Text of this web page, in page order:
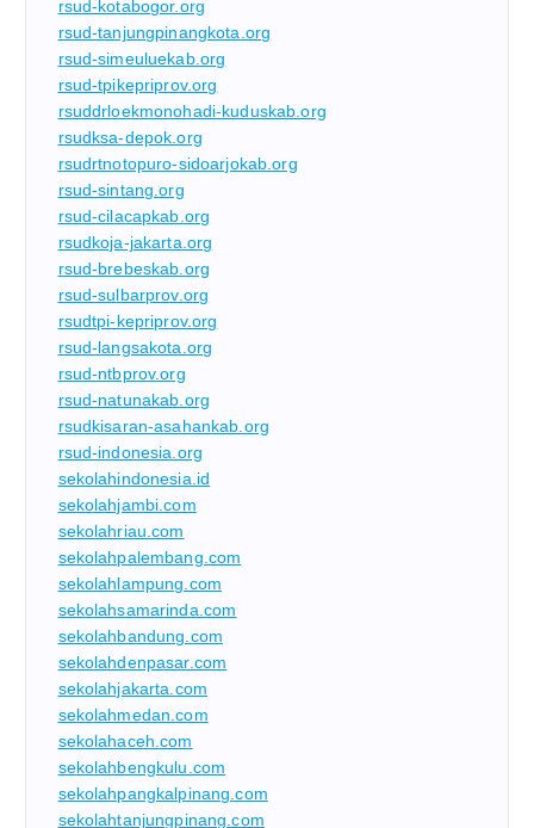
rsud-kotabogor.org
rsud-tanjungpinangkota.org
rsud-simeuluekab.org
rsud-tpikepriprov.org
rsuddrloekmonohadi-kuduskab.org
rsudksa-depok.org
rsudrtnotopuro-sidoarjokab.org
rsud-sintang.org
rsud-cilacapkab.org
rsudkoja-jakarta.org
rsud-brebeskab.org
rsud-sulbarprov.org
rsudtpi-kepriprov.org
rsud-langsakota.org
rsud-ntbprov.org
rsud-natunakab.org
rsudkisaran-asahankab.org
rsud-indonesia.org
sekolahindonesia.id
sekolahjambi.com
sekolahriau.com
sekolahpalembang.com
sekolahlampung.com
sekolahsamarinda.com
sekolahbandung.com
sekolahdenpasar.com
sekolahjakarta.com
sekolahmedan.com
sekolahaceh.com
sekolahbengkulu.com
sekolahpangkalpinang.com
sekolahtanjungpinang.com